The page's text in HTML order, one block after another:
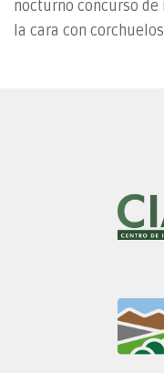
nocturno concurso de
la cara con